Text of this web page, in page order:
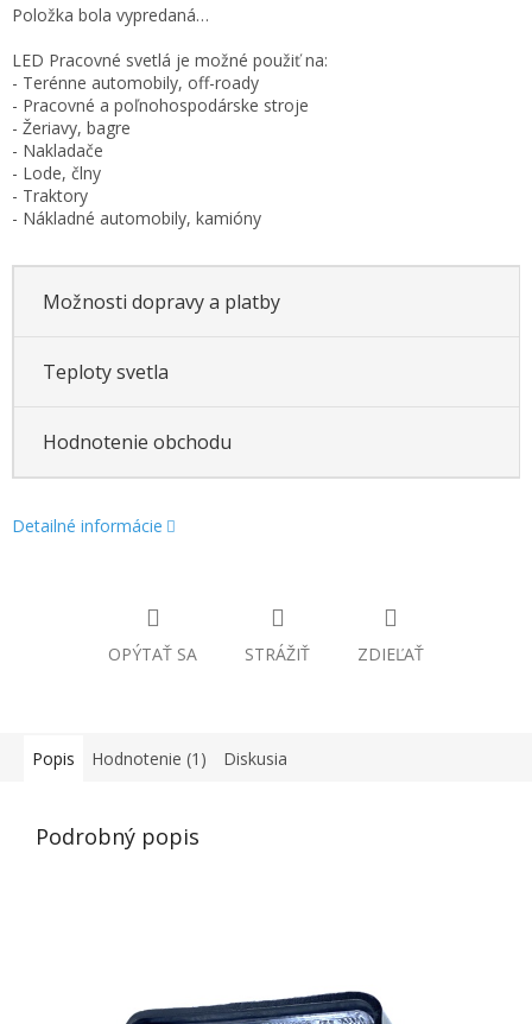
Položka bola vypredaná…
LED Pracovné svetlá je možné použiť na:
- Terénne automobily, off-roady
- Pracovné a poľnohospodárske stroje
- Žeriavy, bagre
- Nakladače
- Lode, člny
- Traktory
- Nákladné automobily, kamióny
Možnosti dopravy a platby
Teploty svetla
Hodnotenie obchodu
Detailné informácie
OPÝTAŤ SA STRÁŽIŤ ZDIEĽAŤ
Popis Hodnotenie (1) Diskusia
Podrobný popis